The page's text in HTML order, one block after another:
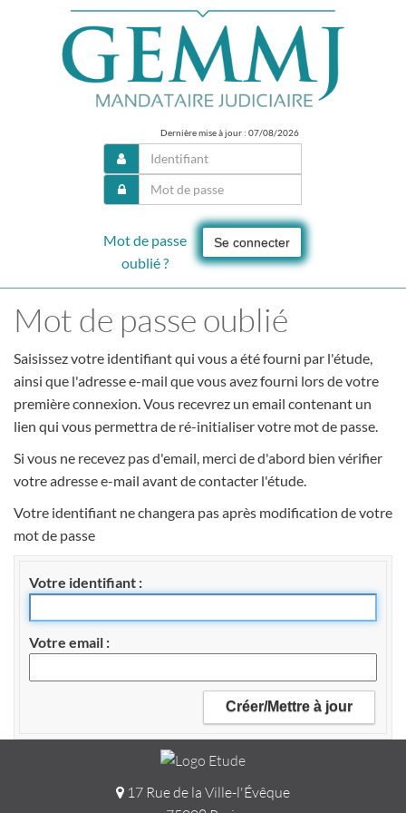
Dernière mise à jour : 07/08/2026
Se connecter
Mot de passe
oublié ?
Mot de passe oublié
Saisissez votre identifiant qui vous a été fourni par l'étude,
ainsi que l'adresse e-mail que vous avez fourni lors de votre
première connexion. Vous recevrez un email contenant un
lien qui vous permettra de ré-initialiser votre mot de passe.
Si vous ne recevez pas d'email, merci de d'abord bien vérifier
votre adresse e-mail avant de contacter l'étude.
Votre identifiant ne changera pas après modification de votre
mot de passe
Votre identifiant
Votre email
17 Rue de la Ville-l'Évêque